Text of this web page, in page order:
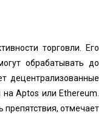
торговли. Его
обрабатывать до
децентрализованные
Aptos или Ethereum.
препятствия, отмечает